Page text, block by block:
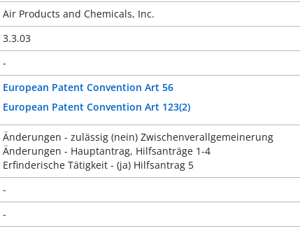
Air Products and Chemicals, Inc.
3.3.03
-
European Patent Convention Art 56
European Patent Convention Art 123(2)
Änderungen - zulässig (nein) Zwischenverallgemeinerung
Änderungen - Hauptantrag, Hilfsanträge 1-4
Erfinderische Tätigkeit - (ja) Hilfsantrag 5
-
-